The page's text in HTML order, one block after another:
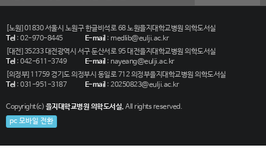
[노원] 01830 서울시 노원구 한글비석로 68 노원을지대학교병원 의학도서실
Tel: 02-970-8445 E-mail: medlib@eulji.ac.kr
[대전] 35233 대전광역시 서구 둔산서로 95 대전을지대학교병원 의학도서실
Tel: 042-611-3749 E-mail: nayeang@eulji.ac.kr
[의정부] 11759 경기도 의정부시 동일로 712 의정부을지대학교병원 의학도서실
Tel: 031-951-3187 E-mail: 20250823@eulji.ac.kr
Copyright(c) 을지대학교병원 의학도서실. All rights reserved.
pc 모바일 전환